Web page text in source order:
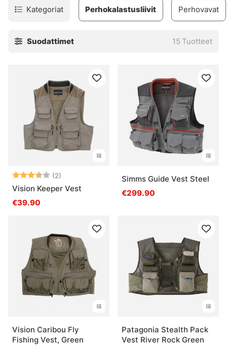
Kategoriat Perhovavat
Perhokalastusliivit
Suodattimet 15 Tuotteet
Arvio: (2)
3.5 5:sta tähdestä
Vision Keeper Vest
€39.90
Simms Guide Vest Steel
€299.90
Vision Caribou Fly
Fishing Vest, Green
Patagonia Stealth Pack
Vest River Rock Green